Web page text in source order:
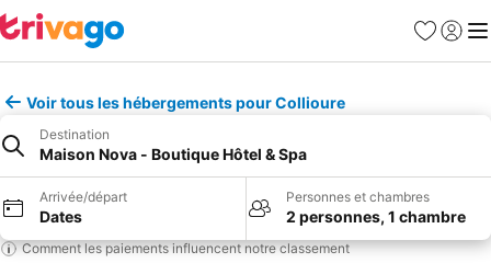
Favoris
Se
Voir tous les hébergements pour Collioure
Destination
Maison Nova - Boutique Hôtel & Spa
Arrivée/départ
Dates
Personnes et chambres
2 personnes, 1 chambre
Comment les paiements influencent notre classement